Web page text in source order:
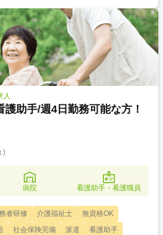
人
助手/週4日勤務可能な方！
)
病院 看護助手・看護職員
者研修 介護福祉士
無資格OK
社会保険完備 派遣 看護助手